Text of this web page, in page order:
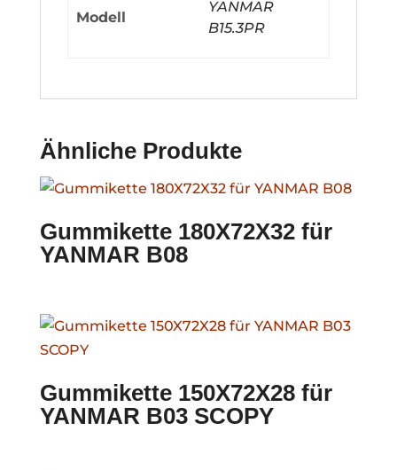
Modell
YANMAR
B15.3PR
Ähnliche Produkte
Gummikette 180X72X32 für
YANMAR B08
Gummikette 150X72X28 für
YANMAR B03 SCOPY